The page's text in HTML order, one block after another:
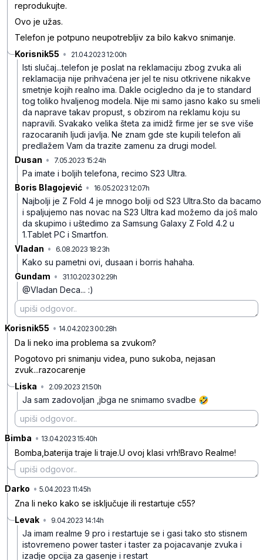
reprodukujte.
Ovo je užas.
Telefon je potpuno neupotrebljiv za bilo kakvo snimanje.
Korisnik55 • 21.04.2023 12:00h
Isti slučaj...telefon je poslat na reklamaciju zbog zvuka ali
reklamacija nije prihvaćena jer jel te nisu otkrivene nikakve
smetnje kojih realno ima. Dakle ocigledno da je to standard
tog toliko hvaljenog modela. Nije mi samo jasno kako su smeli
da naprave takav propust, s obzirom na reklamu koju su
napravili. Svakako velika šteta za imidž firme jer se sve više
razocaranih ljudi javlja. Ne znam gde ste kupili telefon ali
predlažem Vam da trazite zamenu za drugi model.
Dusan • 7.05.2023 15:24h
Pa imate i boljih telefona, recimo S23 Ultra.
Boris Blagojević • 16.05.2023 12:07h
Najbolji je Z Fold 4 je mnogo bolji od S23 Ultra.Sto da bacamo
i spaljujemo nas novac na S23 Ultra kad možemo da još malo
da skupimo i uštedimo za Samsung Galaxy Z Fold 4.2 u
1.Tablet PC i Smartfon.
Vladan • 6.08.2023 18:23h
Kako su pametni ovi, dusaan i borris hahaha.
Gundam • 31.10.2023 02:29h
@Vladan Deca... :)
Korisnik55 • 14.04.2023 00:28h
Da li neko ima problema sa zvukom?
Pogotovo pri snimanju videa, puno sukoba, nejasan
zvuk...razocarenje
Liska • 2.09.2023 21:50h
Ja sam zadovoljan ,jbga ne snimamo svadbe 🤣
Bimba • 13.04.2023 15:40h
Bomba,baterija traje li traje.U ovoj klasi vrh!Bravo Realme!
Darko • 5.04.2023 11:45h
Zna li neko kako se isključuje ili restartuje c55?
Levak • 9.04.2023 14:14h
Ja imam realme 9 pro i restartuje se i gasi tako sto stisnem
istovremeno power taster i taster za pojacavanje zvuka i
izadje opcija za gasenje i restart